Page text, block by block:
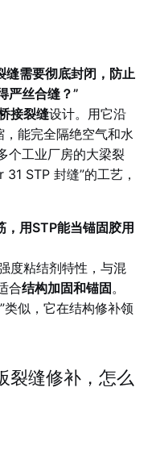
缝需要彻底封闭，防止
严丝合缝？”
接裂缝设计。用它沿
能完全隔绝空气和水
个工业厂房的大梁裂
STP 封缝”的工艺，
用STP能当锚固胶用
度粘结剂特性，与混
合结构加固和锚固。
似，它在结构修补领
裂缝修补，怎么